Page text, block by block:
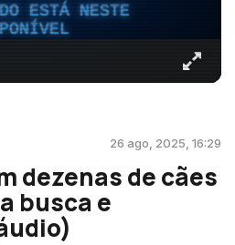
ESTÁ NESTE
26 ago, 2025, 16:29
dezenas de cães
busca e